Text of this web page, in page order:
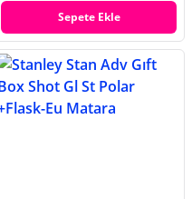
Sepete Ekle